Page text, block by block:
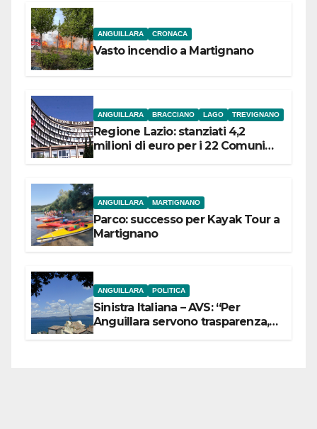
ANGUILLARA CRONACA
Vasto incendio a Martignano
ANGUILLARA BRACCIANO LAGO TREVIGNANO
Regione Lazio: stanziati 4,2
milioni di euro per i 22 Comuni
ANGUILLARA MARTIGNANO
Parco: successo per Kayak Tour a
Martignano
ANGUILLARA POLITICA
Sinistra Italiana – AVS: “Per
Anguillara servono trasparenza,